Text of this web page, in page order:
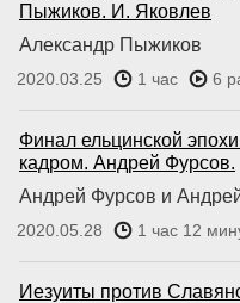
Пыжиков. И. Яковлев
Александр Пыжиков
2020.03.25 1 час 6
Финал ельцинской
кадром. Андрей Фурсов.
Андрей Фурсов и
2020.05.28 1 час 12
Иезуиты против